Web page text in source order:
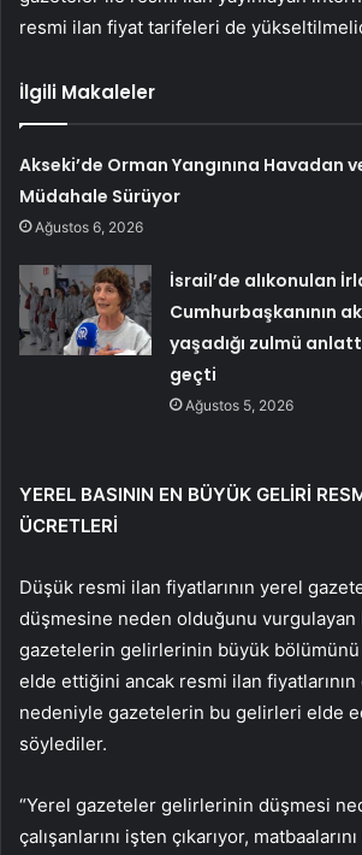
resmi ilan fiyat tarifeleri de
İlgili Makaleler
Akseki’de Orman Yangınına Havadan
Müdahale Sürüyor
Ağustos 6, 2026
İsrail’de alıkonulan
Cumhurbaşkanının
yaşadığı zulmü
geçti
Ağustos 5, 2026
YEREL BASININ EN BÜYÜK GELİRİ
ÜCRETLERİ
Düşük resmi ilan fiyatlarının yerel
düşmesine neden olduğunu
gazetelerin gelirlerinin büyük
elde ettiğini ancak resmi ilan fiyatlarının
nedeniyle gazetelerin bu gelirleri elde
söylediler.
“Yerel gazeteler gelirlerinin düşmesi
çalışanlarını işten çıkarıyor,